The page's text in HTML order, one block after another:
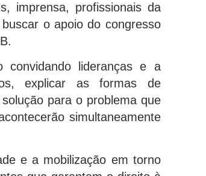
imprensa, profissionais da
o apoio do congresso
convidando lideranças e a
explicar as formas de
para o problema que
simultaneamente
e a mobilização em torno